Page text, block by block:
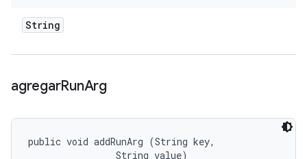
String
agregarRunArg
public void addRunArg (String key,
                String value)